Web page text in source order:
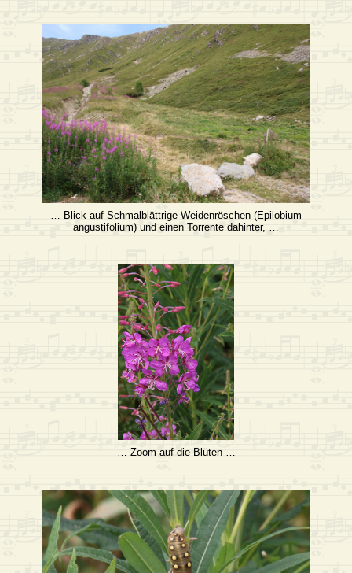
… Blick auf Schmalblättrige Weidenröschen (Epilobium
angustifolium) und einen Torrente dahinter, …
… Zoom auf die Blüten …